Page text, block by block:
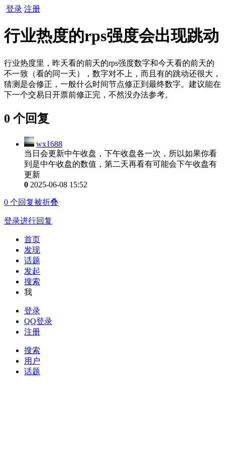
登录 注册
行业热度的rps强度会出现跳动
行业热度里，昨天看的前天的rps强度数字和今天看的前天的
不一致（看的同一天），数字对不上，而且有的跳动还很大，
猜测是会修正，一般什么时间节点修正到最终数字。建议能在
下一个交易日开票前修正完，不然没办法参考。
0 个回复
wx1688
当日会更新中午收盘，下午收盘各一次，所以如果你看
到是中午收盘的数值，第二天再看有可能会下午收盘有
更新
0 2025-06-08 15:52
0 个回复被折叠
登录进行回复
首页
发现
话题
发起
搜索
我
登录
QQ登录
注册
搜索
用户
话题